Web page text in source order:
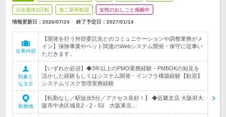
完全週休2日制 第二新卒歓迎 女性のおしごと掲載中
情報更新日：2026/07/24 終了予定日： 2027/01/14
仕事内容
【開発を行う外部委託先とのコミュニケーションや調整業務がメ
イン】保険事業やペット関連のWebシステム開発・保守に従事い
ただきます。
対象と
なる方
【いずれか必須】◆3年以上のPMO業務経験・PMBOKの知見を
活かした経験もしくはシステム開発・インフラ構築経験【歓迎】
システムリスク管理実務経験
勤務地
【転勤なし／駅徒歩5分／アクセス良好！】 ◆近畿支店 大阪府大
阪市中央区城見2－2－53 大阪東京…